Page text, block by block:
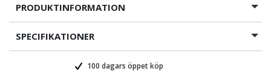
PRODUKTINFORMATION
SPECIFIKATIONER
100 dagars öppet köp